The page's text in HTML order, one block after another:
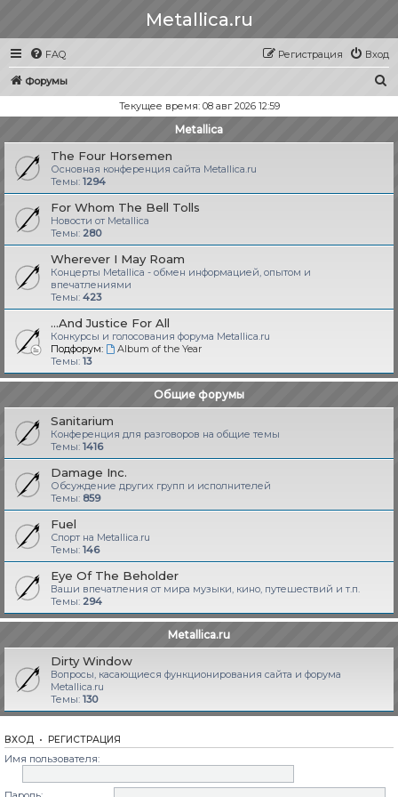
Metallica.ru
FAQ Вход
Регистрация
Форумы
с
Текущее время: 08 авг 2026 12:59
Metallica
The Four Horsemen
Основная конференция сайта Metallica.ru
Темы: 1294
For Whom The Bell Tolls
Новости от Metallica
Темы: 280
Wherever I May Roam
Концерты Metallica - обмен информацией, опытом и
впечатлениями
Темы: 423
...And Justice For All
Конкурсы и голосования форума Metallica.ru
Подфорум:
Album of the Year
Темы: 13
Общие форумы
Sanitarium
Конференция для разговоров на общие темы
Темы: 1416
Damage Inc.
Обсуждение других групп и исполнителей
Темы: 859
Fuel
Спорт на Metallica.ru
Темы: 146
Eye Of The Beholder
Ваши впечатления от мира музыки, кино, путешествий и т.п.
Темы: 294
Metallica.ru
Dirty Window
Вопросы, касающиеся функционирования сайта и форума
Metallica.ru
Темы: 130
ВХОД • РЕГИСТРАЦИЯ
Имя пользователя: